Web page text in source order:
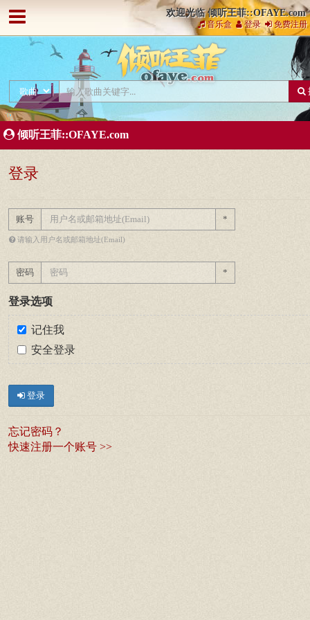
欢迎光临 倾听王菲::OFAYE.com
音乐盒 登录 免费注册
倾听王菲::OFAYE.com
登录
账号 *
请输入用户名或邮箱地址(Email)
密码 *
登录选项
记住我
安全登录
登录
忘记密码？
快速注册一个账号 >>